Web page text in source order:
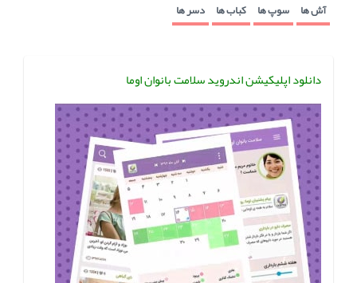
آش ها سوپ ها کباب ها دسر ها
دانلود اپلیکیشن اندروید سلامت بانوان اوما